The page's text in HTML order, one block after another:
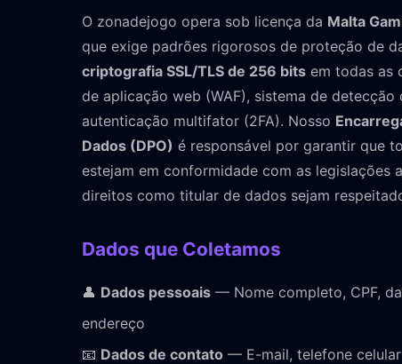
O zonadejogo opera sob licença da Malta
que exige padrões rigorosos de proteção de
criptografia SSL/TLS de 256 bits em todas as
de aplicação web (WAF), sistema de detecção
autenticação multifator (2FA). Nosso
Dados (DPO) é responsável por garantir que
estejam em conformidade com as legislações
direitos como titular de dados sejam
Dados que Coletamos
👤 Dados pessoais — Nome completo, CPF,
endereço
📧 Dados de contato — E-mail, telefone celular